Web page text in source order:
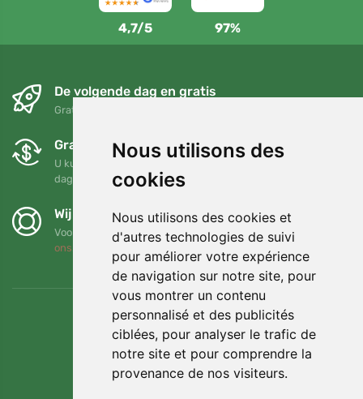
Nous utilisons des
cookies
Nous utilisons des cookies et
d'autres technologies de suivi
pour améliorer votre expérience
de navigation sur notre site, pour
vous montrer un contenu
personnalisé et des publicités
ciblées, pour analyser le trafic de
notre site et pour comprendre la
provenance de nos visiteurs.
4,7/5 97%
De volgende dag en gratis
Gratis verzending voor bestellingen boven 95 EUR
Gratis ruilen en retourneren
U kunt uw bestelling op elk gewenst moment binnen 90
dagen retourneren of ruilen
Wij steunen Trees.org
Voor elke bestelling planten we een boom! Lees meer
ons